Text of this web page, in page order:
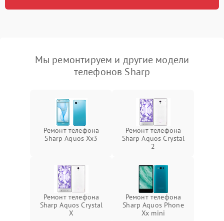
Мы ремонтируем и другие модели
телефонов Sharp
Ремонт телефона
Sharp Aquos Xx3
Ремонт телефона
Sharp Aquos Crystal
2
Ремонт телефона
Sharp Aquos Crystal
X
Ремонт телефона
Sharp Aquos Phone
Xx mini